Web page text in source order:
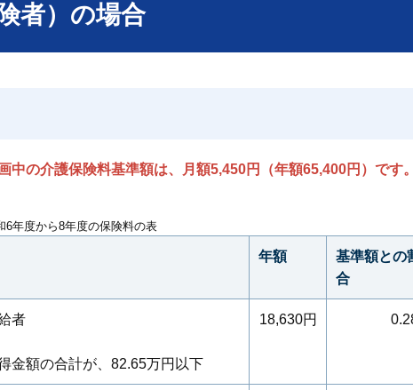
者）の場合
の介護保険料基準額は、月額5,450円（年額65,400円）です。
6年度から8年度の保険料の表
年額
基準額との
合
者
金額の合計が、82.65万円以下
18,630円